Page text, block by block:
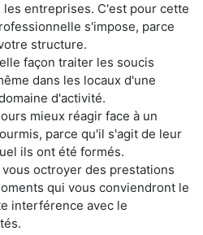
entreprises. C'est pour cette
s'impose, parce
structure.
façon traiter les soucis
dans les locaux d'une
d'activité.
mieux réagir face à un
parce qu'il s'agit de leur
ils ont été formés.
octroyer des prestations
qui vous conviendront le
interférence avec le